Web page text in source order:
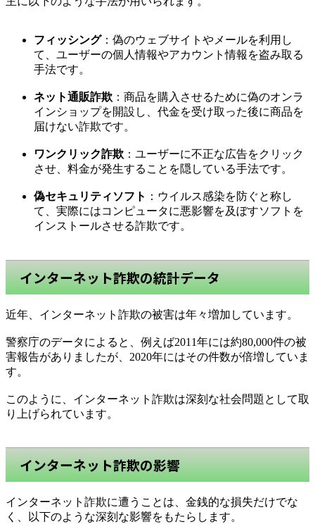
フィッシング：偽のウェブサイトやメールを利用し
て、ユーザーの個人情報やアカウント情報を盗み取る
手法です。
ネット通販詐欺 ：商品を購入させるために偽のオンラ
インショップを開設し、代金を受け取った後に商品を
届けない詐欺です。
ワンクリック詐欺 ：ユーザーに不正な広告をクリック
させ、料金が発生することを隠している手法です。
偽セキュリティソフト ：ウイルス感染を防ぐと称し
て、実際にはコンピュータに悪影響を及ぼすソフトを
インストールさせる詐欺です。
インターネット詐欺の統計データ
近年、インターネット詐欺の被害は年々増加しています。
警察庁のデータによると、例えば2011年には約80,000件の被
害報告がありましたが、2020年にはその件数が倍増していま
す。
このように、インターネット詐欺は深刻な社会問題として取
り上げられています。
インターネット詐欺の影響
インターネット詐欺に遭うことは、金銭的な損失だけでな
く、以下のような深刻な影響をもたらします。